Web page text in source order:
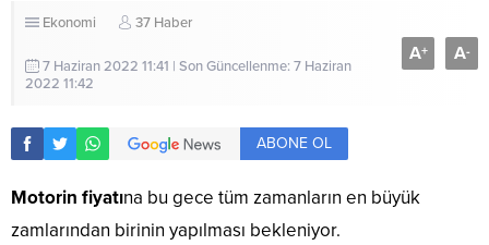
Ekonomi 37 Haber
7 Haziran 2022 11:41 | Son Güncellenme: 7 Haziran
2022 11:42
A+ A-
ABONE OL
Motorin fiyatına bu gece tüm zamanların en büyük
zamlarından birinin yapılması bekleniyor.